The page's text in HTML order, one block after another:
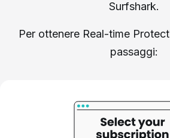
Surfshark.
Per ottenere Real-time
passaggi: